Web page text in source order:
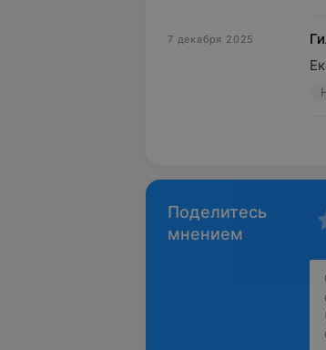
7 декабря 2025
Поделитесь
мнением